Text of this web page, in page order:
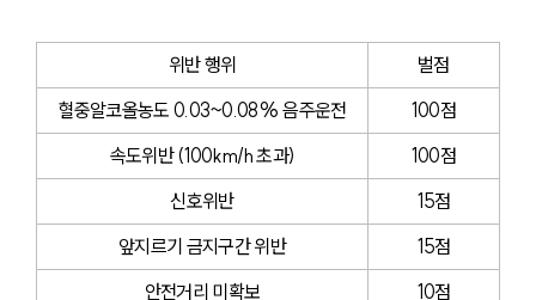
위반 행위
벌점
혈중알코올농도 0.03~0.08% 음주운전
100점
속도위반 (100km/h 초과)
100점
신호위반
15점
앞지르기 금지구간 위반
15점
안전거리 미확보
10점